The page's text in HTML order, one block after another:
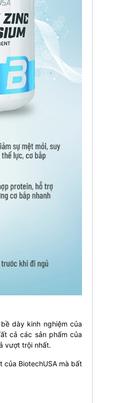
dày kinh nghiệm của
cả các sản phẩm của
vượt trội nhất.
của BiotechUSA mà bất